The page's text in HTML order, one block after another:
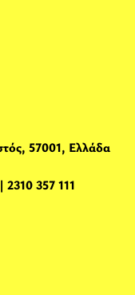
57001, Ελλάδα
| 2310 357 111